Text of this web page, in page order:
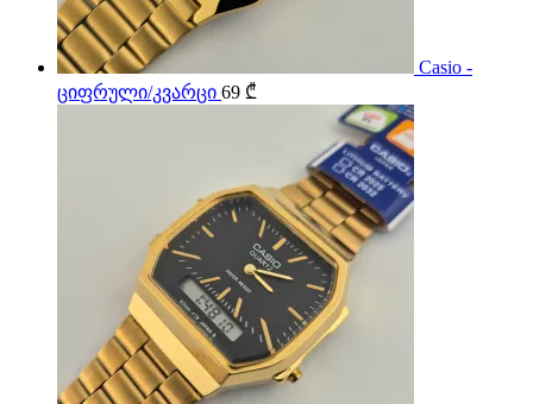
Casio -
ციფრული/კვარცი 69 ₾